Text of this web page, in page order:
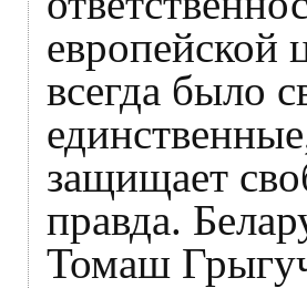
европейской
всегда было
защищает
правда.
Томаш